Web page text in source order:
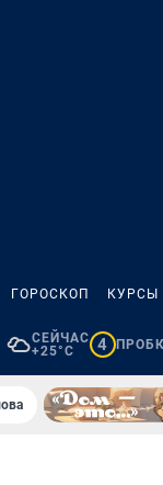
ГОРОСКОП КУРСЫ
СЕЙЧАС
+25°C
4